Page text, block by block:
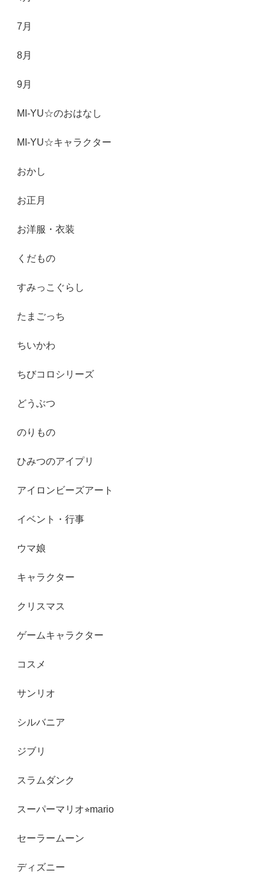
7月
8月
9月
MI-YU☆のおはなし
MI-YU☆キャラクター
おかし
お正月
お洋服・衣装
くだもの
すみっこぐらし
たまごっち
ちいかわ
ちびコロシリーズ
どうぶつ
のりもの
ひみつのアイプリ
アイロンビーズアート
イベント・行事
ウマ娘
キャラクター
クリスマス
ゲームキャラクター
コスメ
サンリオ
シルバニア
ジブリ
スラムダンク
スーパーマリオ⭐︎mario
セーラームーン
ディズニー